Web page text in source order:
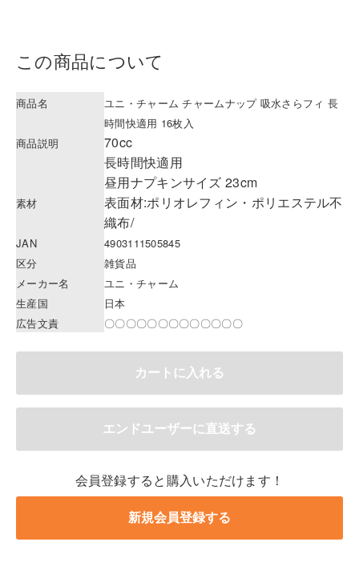
この商品について
商品名
ユニ・チャーム チャームナップ 吸水さらフィ 長
時間快適用 16枚入
商品説明
70cc
長時間快適用
昼用ナプキンサイズ 23cm
素材
表面材:ポリオレフィン・ポリエステル不
織布/
JAN
4903111505845
区分
雑貨品
メーカー名
ユニ・チャーム
生産国
日本
広告文責
〇〇〇〇〇〇〇〇〇〇〇〇〇
会員登録すると購入いただけます！